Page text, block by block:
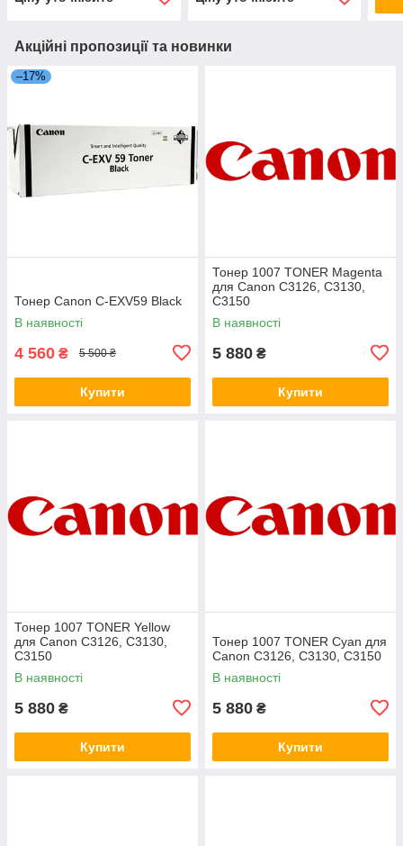
Акційні пропозиції та новинки
–17%
Тонер Canon C-EXV59 Black
В наявності
4 560 ₴ 5 500 ₴
Купити
Тонер 1007 TONER Magenta
для Canon C3126, C3130,
C3150
В наявності
5 880 ₴
Купити
Тонер 1007 TONER Yellow
для Canon C3126, C3130,
C3150
В наявності
5 880 ₴
Купити
Тонер 1007 TONER Cyan для
Canon C3126, C3130, C3150
В наявності
5 880 ₴
Купити